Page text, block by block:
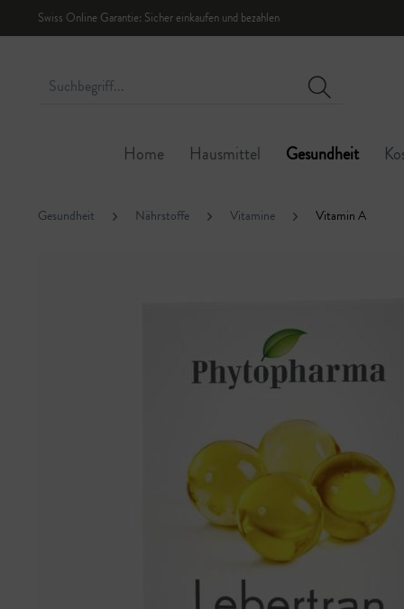
Swiss Online Garantie: Sicher einkaufen und bezahlen
Home Hausmittel Gesundheit
Gesundheit Nährstoffe Vitamine Vitamin A